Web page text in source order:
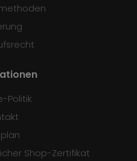
Politik
Shop-Zertifikat